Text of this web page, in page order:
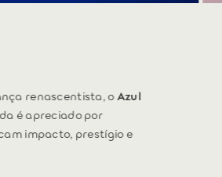
renascentista, oAzul
é apreciado por
impacto, prestígio e